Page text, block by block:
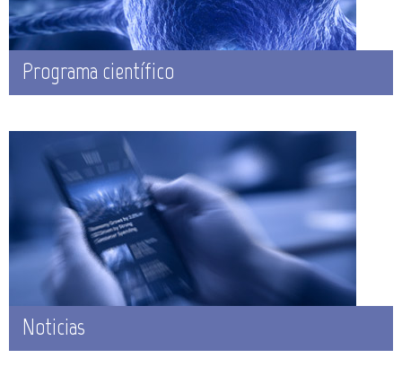
Programa científico
Noticias